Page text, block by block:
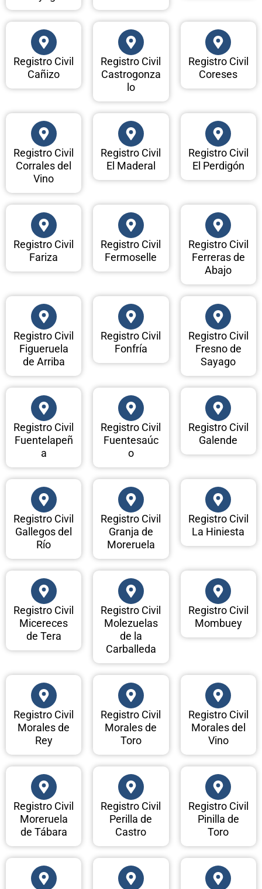
Registro Civil
Cañizo
Registro Civil
Castrogonza
lo
Registro Civil
Coreses
Registro Civil
Corrales del
Vino
Registro Civil
El Maderal
Registro Civil
El Perdigón
Registro Civil
Fariza
Registro Civil
Fermoselle
Registro Civil
Ferreras de
Abajo
Registro Civil
Figueruela
de Arriba
Registro Civil
Fonfría
Registro Civil
Fresno de
Sayago
Registro Civil
Fuentelapeñ
a
Registro Civil
Fuentesaúc
o
Registro Civil
Galende
Registro Civil
Gallegos del
Río
Registro Civil
Granja de
Moreruela
Registro Civil
La Hiniesta
Registro Civil
Micereces
de Tera
Registro Civil
Molezuelas
de la
Carballeda
Registro Civil
Mombuey
Registro Civil
Morales de
Rey
Registro Civil
Morales de
Toro
Registro Civil
Morales del
Vino
Registro Civil
Moreruela
de Tábara
Registro Civil
Perilla de
Castro
Registro Civil
Pinilla de
Toro